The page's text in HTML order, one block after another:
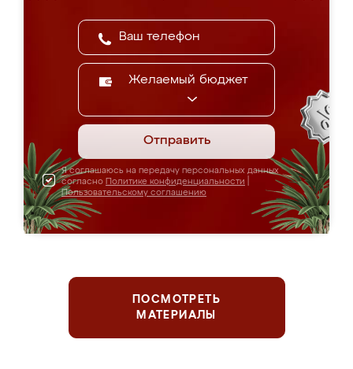
Желаемый бюджет
Отправить
Я соглашаюсь на передачу персональных данных
согласно Политике конфиденциальности
Пользовательскому соглашению
ПОСМОТРЕТЬ
МАТЕРИАЛЫ